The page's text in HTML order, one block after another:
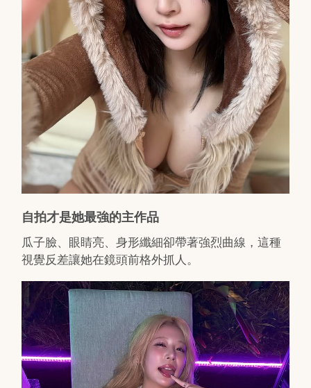
自拍才是她最強的主作品
瓜子臉、眼睛亮、身形纖細卻帶著強烈曲線，這種
視覺反差讓她在鏡頭前格外抓人。